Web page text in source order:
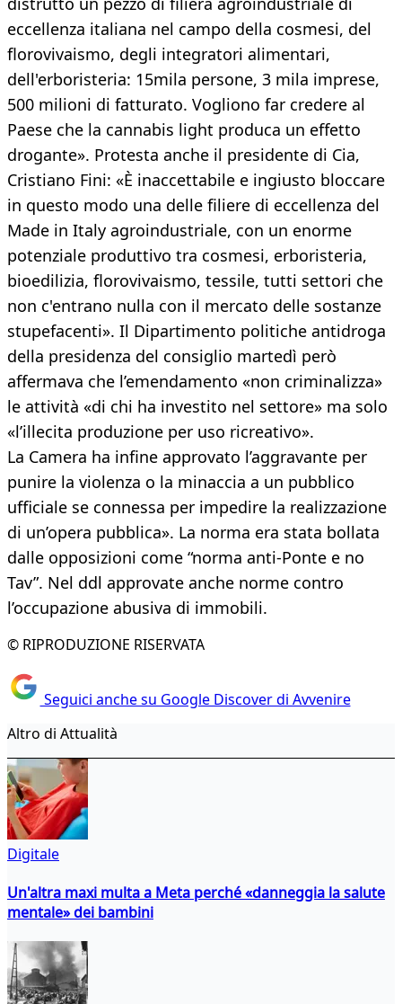
eccellenza italiana nel campo della cosmesi, del
florovivaismo, degli integratori alimentari,
dell'erboristeria: 15mila persone, 3 mila imprese,
500 milioni di fatturato. Vogliono far credere al
Paese che la cannabis light produca un effetto
drogante». Protesta anche il presidente di Cia,
Cristiano Fini: «È inaccettabile e ingiusto bloccare
in questo modo una delle filiere di eccellenza del
Made in Italy agroindustriale, con un enorme
potenziale produttivo tra cosmesi, erboristeria,
bioedilizia, florovivaismo, tessile, tutti settori che
non c'entrano nulla con il mercato delle sostanze
stupefacenti». Il Dipartimento politiche antidroga
della presidenza del consiglio martedì però
affermava che l’emendamento «non criminalizza»
le attività «di chi ha investito nel settore» ma solo
«l’illecita produzione per uso ricreativo».
La Camera ha infine approvato l’aggravante per
punire la violenza o la minaccia a un pubblico
ufficiale se connessa per impedire la realizzazione
di un’opera pubblica». La norma era stata bollata
dalle opposizioni come “norma anti-Ponte e no
Tav”. Nel ddl approvate anche norme contro
l’occupazione abusiva di immobili.
© RIPRODUZIONE RISERVATA
Seguici anche su Google Discover di Avvenire
Altro di Attualità
Digitale
Un'altra maxi multa a Meta perché «danneggia la salute
mentale» dei bambini